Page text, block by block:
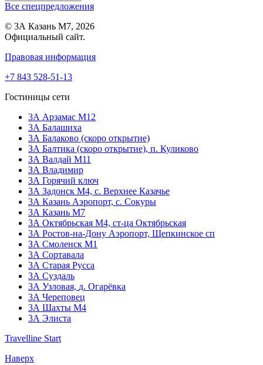
Все спецпредложения
© 3А Казань М7, 2026
Официальный сайт.
Правовая информация
+7 843 528-51-13
Гостиницы сети
3А Арзамас М12
3А Балашиха
3А Балаково (скоро открытие)
ЗА Балтика (скоро открытие), п. Куликово
ЗА Валдай M11
ЗА Владимир
3А Горячий ключ
3А Задонск М4, с. Верхнее Казачье
3А Казань Аэропорт, с. Сокуры
3А Казань М7
3А Октябрьская М4, ст-ца Октябрьская
3А Ростов-на-Дону Аэропорт, Щепкинское сп
ЗА Смоленск М1
3А Сортавала
3А Старая Русса
3А Суздаль
3А Узловая, д. Огарёвка
3А Череповец
3А Шахты М4
3А Элиста
Travelline Start
Наверх